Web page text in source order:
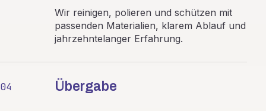
Wir reinigen, polieren und schützen mit
passenden Materialien, klarem Ablauf und
jahrzehntelanger Erfahrung.
04 Übergabe